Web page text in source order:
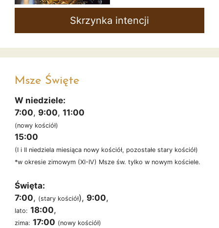
Skrzynka intencji
Msze Święte
W niedziele:
7:00, 9:00, 11:00
(nowy kościół)
15:00
(I i II niedziela miesiąca nowy kościół, pozostałe stary kościół)
*w okresie zimowym (XI-IV) Msze św. tylko w nowym kościele.
Święta:
7:00, (stary kościół), 9:00,
lato: 18:00,
zima: 17:00 (nowy kościół)